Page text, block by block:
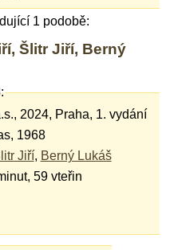
1 podobě:
Šlitr Jiří, Berný
2024, Praha, 1. vydání
1968
Jiří, Berný Lukáš
59 vteřin